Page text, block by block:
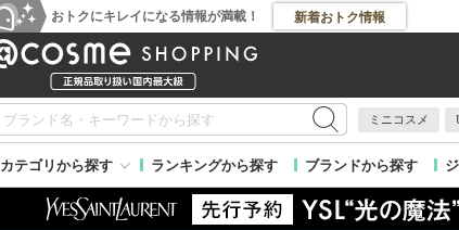
おトクにキレイになる情報が満載！ 新着おトク情報
ミニコスメ
カテゴリから探す ランキングから探す ブランドから探す